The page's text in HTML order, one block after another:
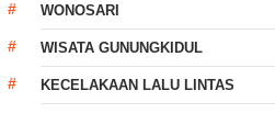
WONOSARI
WISATA GUNUNGKIDUL
KECELAKAAN LALU LINTAS